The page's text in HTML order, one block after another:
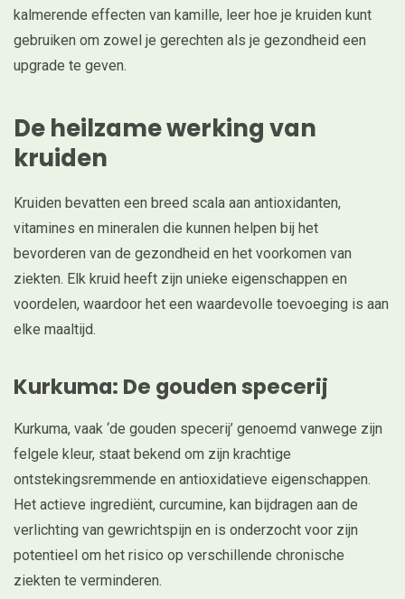
kalmerende effecten van kamille, leer hoe je kruiden kunt
gebruiken om zowel je gerechten als je gezondheid een
upgrade te geven.
De heilzame werking van
kruiden
Kruiden bevatten een breed scala aan antioxidanten,
vitamines en mineralen die kunnen helpen bij het
bevorderen van de gezondheid en het voorkomen van
ziekten. Elk kruid heeft zijn unieke eigenschappen en
voordelen, waardoor het een waardevolle toevoeging is aan
elke maaltijd.
Kurkuma: De gouden specerij
Kurkuma, vaak ‘de gouden specerij’ genoemd vanwege zijn
felgele kleur, staat bekend om zijn krachtige
ontstekingsremmende en antioxidatieve eigenschappen.
Het actieve ingrediënt, curcumine, kan bijdragen aan de
verlichting van gewrichtspijn en is onderzocht voor zijn
potentieel om het risico op verschillende chronische
ziekten te verminderen.